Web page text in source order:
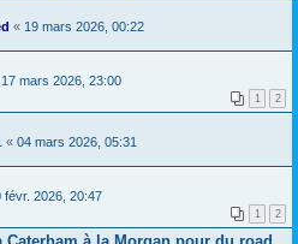
« 19 mars 2026, 00:22
17 mars 2026, 23:00
1 2
« 04 mars 2026, 05:31
févr. 2026, 20:47
1 2